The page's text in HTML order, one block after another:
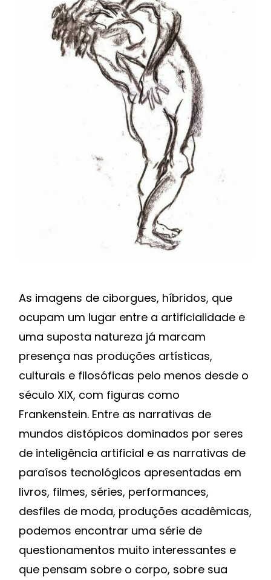
As imagens de ciborgues, híbridos, que
ocupam um lugar entre a artificialidade e
uma suposta natureza já marcam
presença nas produções artísticas,
culturais e filosóficas pelo menos desde o
século XIX, com figuras como
Frankenstein. Entre as narrativas de
mundos distópicos dominados por seres
de inteligência artificial e as narrativas de
paraísos tecnológicos apresentadas em
livros, filmes, séries, performances,
desfiles de moda, produções acadêmicas,
podemos encontrar uma série de
questionamentos muito interessantes e
que pensam sobre o corpo, sobre sua